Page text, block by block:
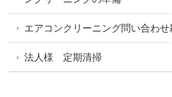
エアコンクリーニング問い合わせ
法人様 定期清掃